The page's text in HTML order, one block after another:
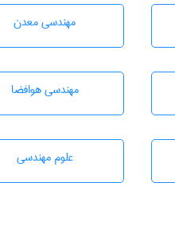
مهندسی معدن
مهندسی هوافضا
علوم مهندسی